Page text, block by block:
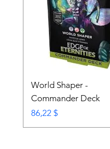
World Shaper -
Commander Deck
Prix
86,22 $